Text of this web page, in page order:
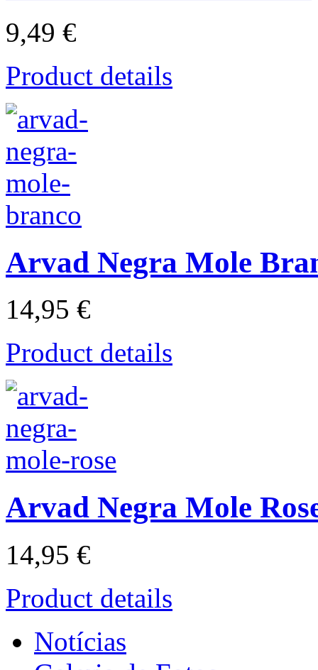
9,49 €
Product details
Arvad Negra Mole
14,95 €
Product details
Arvad Negra Mole
14,95 €
Product details
Notícias